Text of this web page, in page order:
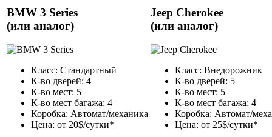
BMW 3 Series
(или аналог)
Класс: Стандартный
К-во дверей: 4
К-во мест: 5
К-во мест багажа: 4
Коробка: Автомат/механика
Цена: от 20$/сутки*
Jeep Cherokee
(или аналог)
Класс: Внедорожник
К-во дверей: 5
К-во мест: 5
К-во мест багажа: 4
Коробка: Автомат/
Цена: от 25$/сутки*